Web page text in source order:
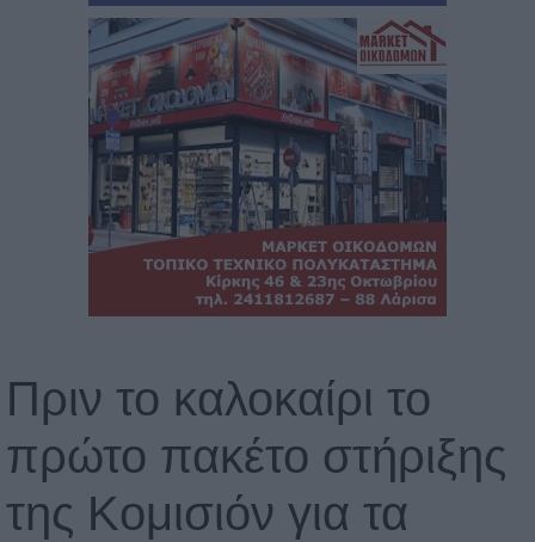
Πριν το καλοκαίρι το
πρώτο πακέτο στήριξης
της Κομισιόν για τα